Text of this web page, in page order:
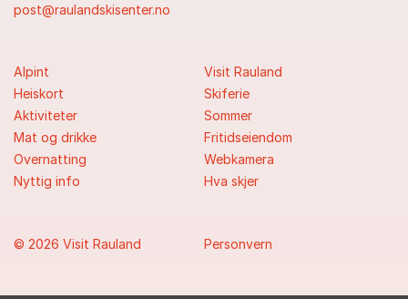
post@raulandskisenter.no
Alpint
Heiskort
Aktiviteter
Mat og drikke
Overnatting
Nyttig info
Visit Rauland
Skiferie
Sommer
Fritidseiendom
Webkamera
Hva skjer
© 2026 Visit Rauland Personvern